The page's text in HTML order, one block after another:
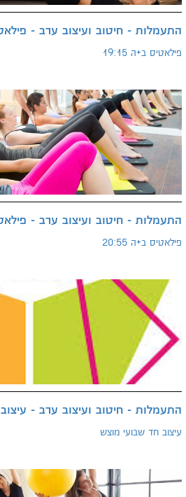
התעמלות - חיטוב ועיצוב ערב - פילאטיס
פילאטיס ב+ה 19:15
התעמלות - חיטוב ועיצוב ערב - פילאטיס
פילאטיס ב+ה 20:55
התעמלות - חיטוב ועיצוב ערב -
עיצוב חד שבועי מוצש